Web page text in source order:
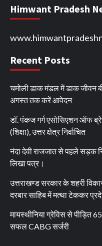
Himwant Pradesh
Recent Posts
चमोली डाक मंडल में डाक जीवन
अगस्त तक करें आवेदन
डॉ. पंकज गर्ग एसोसिएशन ऑफ
(शिक्षा), उत्तर क्षेत्र निर्वाचित
नंदा देवी राजजात से पहले सड़क
लिखा पत्र।
उत्तराखण्ड सरकार के शहरी
दरबार साहिब में मत्था टेककर
मायस्थीनिया ग्रेविस से पीड़ित
सफल CABG सर्जरी